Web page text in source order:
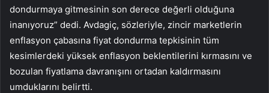
dondurmaya gitmesinin son derece değerli olduğuna
inanıyoruz” dedi. Avdagiç, sözleriyle, zincir marketlerin
enflasyon çabasına fiyat dondurma tepkisinin tüm
kesimlerdeki yüksek enflasyon beklentilerini kırmasını ve
bozulan fiyatlama davranışını ortadan kaldırmasını
umduklarını belirtti.